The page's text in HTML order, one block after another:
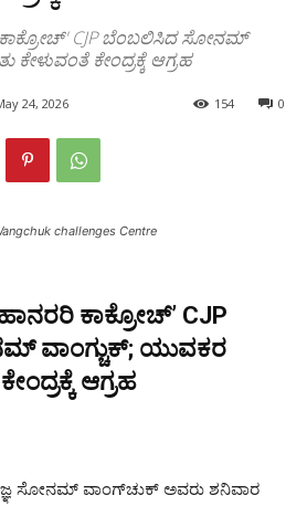
ಕಾಕ್ರೋಚ್‌' CJP ಬೆಂಬಲಿಸಿದ ಸೋನಮ್
ಕೇಳುವಂತೆ ಕೇಂದ್ರಕ್ಕೆ ಆಗ್ರಹ
24, 2026 0
154
challenges Centre
ಕಾಕ್ರೋಚ್‌’ CJP
ವಾಂಗ್ಚುಕ್; ಯುವಕರ
ಆಗ್ರಹ
ಸೋನಮ್ ವಾಂಗ್‌ಚುಕ್ ಅವರು ಶನಿವಾರ